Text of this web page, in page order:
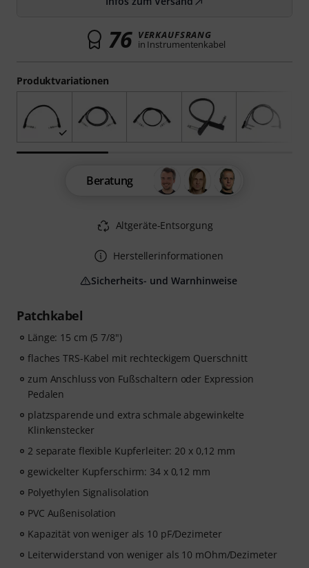
Patchkabel
Länge: 15 cm (5 7/8")
flaches TRS-Kabel mit rechteckigem Querschnitt
zum Anschluss von Fußschaltern oder Expression
Pedalen
platzsparende und extra schmale abgewinkelte
Klinkenstecker
2 separate flexible Kupferleiter: 20 x 0,12 mm
gewickelter Kupferschirm: 34 x 0,12 mm
Polyethylen Signalisolation
PVC Außenisolation
Kapazität von weniger als 10 pF/Dezimeter
Leiterwiderstand von weniger als 10 mOhm/Dezimeter
Produktvariationen
76 VERKAUFSRANG
in Instrumentenkabel
Beratung
Altgeräte-Entsorgung
Herstellerinformationen
Sicherheits- und Warnhinweise